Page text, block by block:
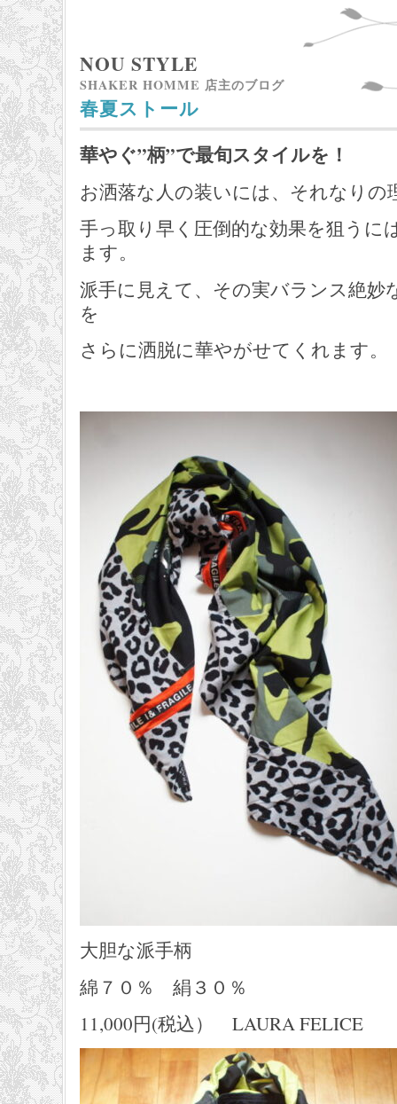
NOU STYLE
SHAKER HOMME 店主のブログ
春夏ストール
華やぐ”柄”で最旬スタイルを！
お洒落な人の装いには、それなりの
手っ取り早く圧倒的な効果を狙うに
ます。
派手に見えて、その実バランス絶妙
を
さらに洒脱に華やがせてくれます。
大胆な派手柄
綿７０％ 絹３０％
11,000円(税込） LAURA FELICE